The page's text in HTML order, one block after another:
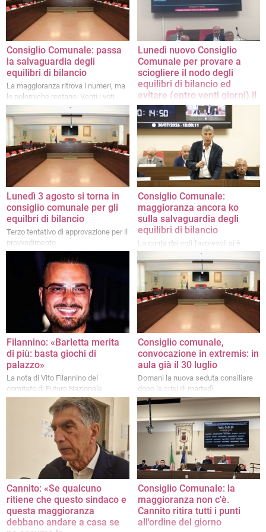
Consiglio Comunale: passa
la salvaguardia degli
equilibri di bilancio
La maggioranza ritrova i numeri, ma
le polemiche restano. Venti i voti
favorevoli al provvedimento
Lunedì nuovo Consiglio
Comunale per provare a
sciogliere il nodo degli
equilibri di bilancio ed
evitare (entro venti giorni) il
commissariamento
La maggioranza, secondo il sindaco,
dovrebbe ritrovare i numeri, ma
permangono le divisioni. Intanto, nel
centrosinistra, prime prove di
coalizione e primi nodi da sciogliere
in vista delle prossime elezioni
Lunedì 3 agosto si torna in
consiglio comunale per gli
equilbri di bilancio
Terzo tentativo di approvazione per il
provvedimento
Consiglio Comunale:
maggioranza ancora ko
sulla salvaguardia degli
equilibri di bilancio
La conta dei voti favorevoli si è
fermata a 15 voti, a fronte dei 17
necessari
Filannino: «Barletta merita
di più: basta giochi di
palazzo»
La nota di Vito Filannino del
comitato di Futuro Nazionale
Consiglio comunale,
convocazione in extremis: in
aula già il 30 luglio
Domani la nuova seduta consiliare
dopo la crisi di martedì
Cannito: «Se qualcuno
ritiene che questo sindaco e
questa maggioranza
debbano andare a casa se
Consiglio Comunale: la
maggioranza non c'è.
Cannito ritira tutti i punti
all'ordine del giorno